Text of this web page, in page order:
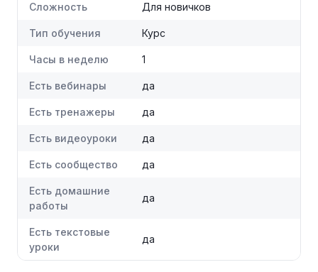
Сложность Для новичков
Тип обучения Курс
Часы в неделю 1
Есть вебинары да
Есть тренажеры да
Есть видеоуроки да
Есть сообщество да
Есть домашние
работы
да
Есть текстовые
уроки
да